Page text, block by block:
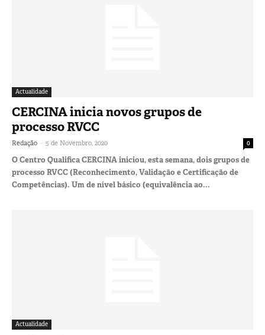
Actualidade
CERCINA inicia novos grupos de
processo RVCC
Redação - 5 de Novembro, 2020 0
O Centro Qualifica CERCINA iniciou, esta semana, dois grupos de
processo RVCC (Reconhecimento, Validação e Certificação de
Competências). Um de nível básico (equivalência ao...
Actualidade